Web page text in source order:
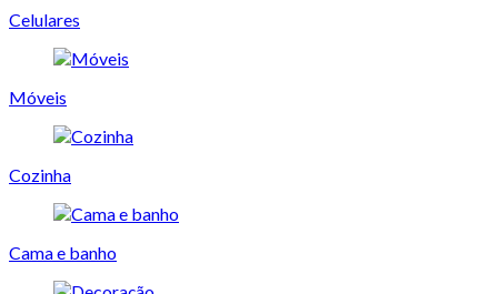
Celulares
Móveis
Cozinha
Cama e banho